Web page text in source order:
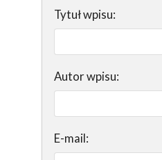
Tytuł wpisu:
Autor wpisu:
E-mail: